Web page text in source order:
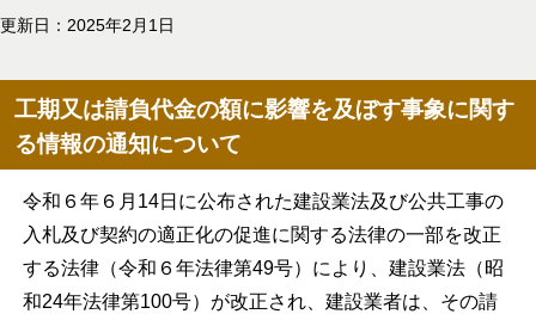
更新日：2025年2月1日
工期又は請負代金の額に影響を及ぼす事象に関す
る情報の通知について
令和６年６月14日に公布された建設業法及び公共工事の
入札及び契約の適正化の促進に関する法律の一部を改正
する法律（令和６年法律第49号）により、建設業法（昭
和24年法律第100号）が改正され、建設業者は、その請